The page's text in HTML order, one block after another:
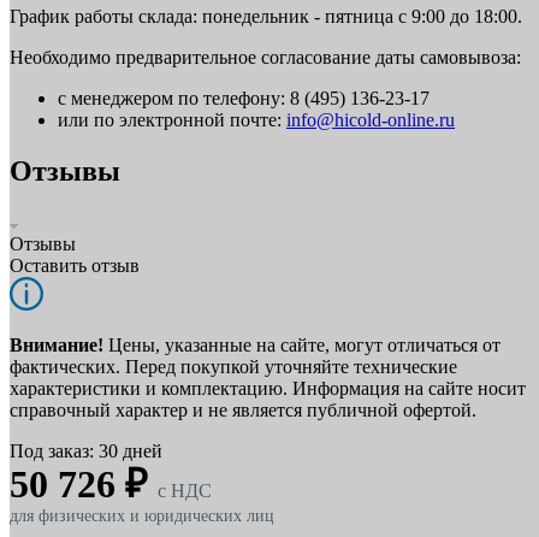
График работы склада: понедельник - пятница с 9:00 до 18:00.
Необходимо предварительное согласование даты самовывоза:
с менеджером по телефону: 8 (495) 136-23-17
или по электронной почте: info@hicold-online.ru
Отзывы
Отзывы
Оставить отзыв
Внимание! Цены, указанные на сайте, могут отличаться от
фактических. Перед покупкой уточняйте технические
характеристики и комплектацию. Информация на сайте носит
справочный характер и не является публичной офертой.
Под заказ: 30 дней
50 726 ₽ c НДС
для физических и юридических лиц